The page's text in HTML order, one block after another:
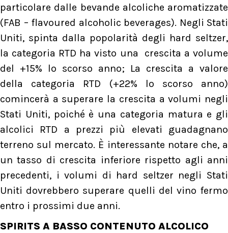
particolare dalle bevande alcoliche aromatizzate
(FAB – flavoured alcoholic beverages). Negli Stati
Uniti, spinta dalla popolarità degli hard seltzer,
la categoria RTD ha visto una crescita a volume
del +15% lo scorso anno; La crescita a valore
della categoria RTD (+22% lo scorso anno)
comincerà a superare la crescita a volumi negli
Stati Uniti, poiché è una categoria matura e gli
alcolici RTD a prezzi più elevati guadagnano
terreno sul mercato. È interessante notare che, a
un tasso di crescita inferiore rispetto agli anni
precedenti, i volumi di hard seltzer negli Stati
Uniti dovrebbero superare quelli del vino fermo
entro i prossimi due anni.
SPIRITS A BASSO CONTENUTO ALCOLICO